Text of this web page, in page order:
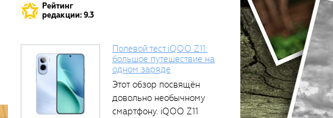
Вам
также
понравится
Рейтинг
редакции: 9.3
Полевой тест iQOO Z11:
большое путешествие на
одном заряде
Этот обзор посвящён
довольно необычному
смартфону. iQOO Z11